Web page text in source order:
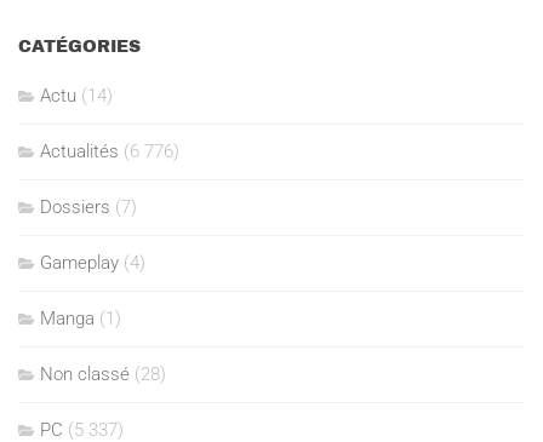
CATÉGORIES
Actu (14)
Actualités (6 776)
Dossiers (7)
Gameplay (4)
Manga (1)
Non classé (28)
PC (5 337)